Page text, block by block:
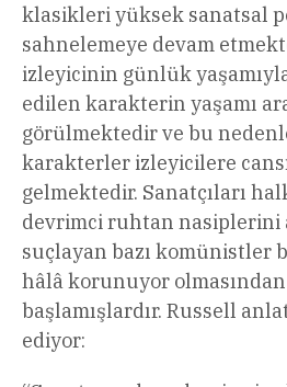
klasikleri yüksek sanatsal
sahnelemeye devam
izleyicinin günlük
edilen karakterin yaşamı
görülmektedir ve bu
karakterler izleyicilere
gelmektedir. Sanatçıları
devrimci ruhtan nasiplerini
suçlayan bazı komünistler
hâlâ korunuyor
başlamışlardır. Russell
ediyor: